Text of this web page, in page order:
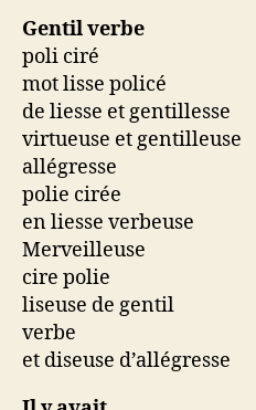
Gentil verbe
poli ciré
mot lisse policé
de liesse et gentillesse
virtueuse et gentilleuse
allégresse
polie cirée
en liesse verbeuse
Merveilleuse
cire polie
liseuse de gentil
verbe
et diseuse d’allégresse